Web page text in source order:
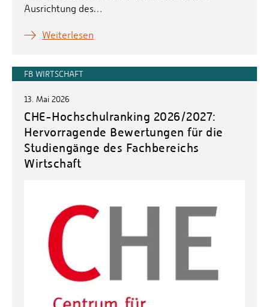
Ausrichtung des…
Weiterlesen
FB WIRTSCHAFT
13. Mai 2026
CHE-Hochschulranking 2026/2027:
Hervorragende Bewertungen für die
Studiengänge des Fachbereichs
Wirtschaft